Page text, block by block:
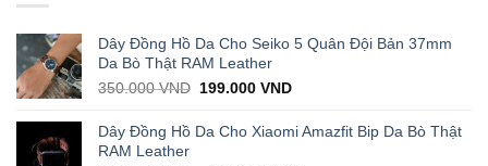
Dây Đồng Hồ Da Cho Seiko 5 Quân Đội Bản 37mm
Da Bò Thật RAM Leather
350.000VND Original
was:
199.000VNDCurrent
is:
199.000 VND.
Dây Đồng Hồ Da Cho Xiaomi Amazfit Bip Da Bò Thật
RAM Leather